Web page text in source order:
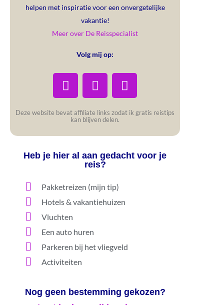
helpen met inspiratie voor een onvergetelijke
vakantie!
Meer over De Reisspecialist
Volg mij op:
Deze website bevat affiliate links zodat ik gratis reistips
kan blijven delen.
Heb je hier al aan gedacht voor je
reis?
Pakketreizen (mijn tip)
Hotels & vakantiehuizen
Vluchten
Een auto huren
Parkeren bij het vliegveld
Activiteiten
Nog geen bestemming gekozen?